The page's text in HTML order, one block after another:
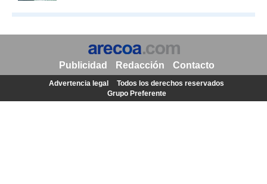
Publicidad Redacción Contacto
Advertencia legal
Todos los derechos reservados
Grupo Preferente